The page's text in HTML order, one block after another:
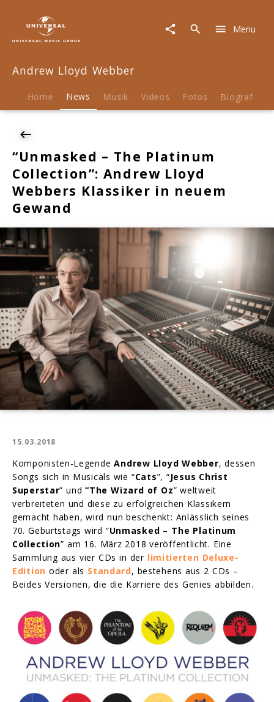
The
Collection":
Lloyd
Webbers
Klassiker
neuem
Gewand
Menu
Andrew Lloyd Webber
Home News Musik Videos Fotos Biografie
“Unmasked – The Platinum
Collection”: Andrew Lloyd
Webbers Klassiker in neuem
Gewand
15.03.2018
Komponisten-LegendeAndrew Lloyd Webber, dessen
Songs sich in Musicals wie “Cats”, “Jesus Christ
Superstar” und“The Wizard of Oz” weltweit
verbreiteten und diese zu erfolgreichen Klassikern
gemacht haben, wird nun beschenkt: Anlässlich seines
70. Geburtstags wird “Unmasked – The Platinum
Collection” am 16. März 2018 veröffentlicht. Eine
Sammlung aus vier CDs in der limitierten Deluxe-
Edition oder als Standard, bestehens aus 2 CDs –
Beides Versionen, die die Karriere des Genies abbilden.